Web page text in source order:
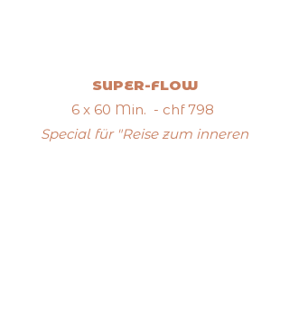
SUPER-FLOW
6 x 60 Min. - chf 798
Special für "Reise zum inneren